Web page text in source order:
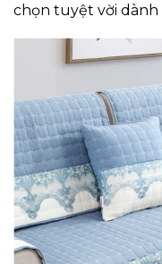
chọn tuyệt vời dành